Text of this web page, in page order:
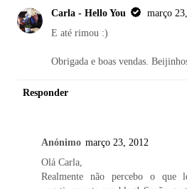
Carla - Hello You
março
E até rimou :)
Obrigada e boas vendas.
Responder
Anónimo março 23, 2012
Olá Carla,
Realmente não percebo o que